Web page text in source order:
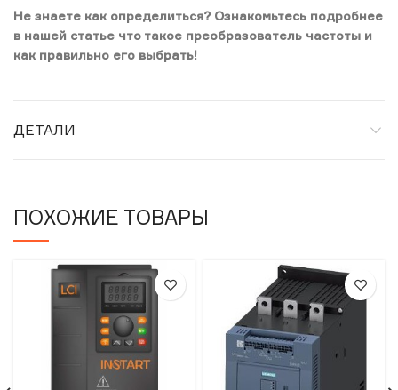
Не знаете как определиться? Ознакомьтесь подробнее
в нашей статье что такое преобразователь частоты и
как правильно его выбрать!
ДЕТАЛИ
ПОХОЖИЕ ТОВАРЫ